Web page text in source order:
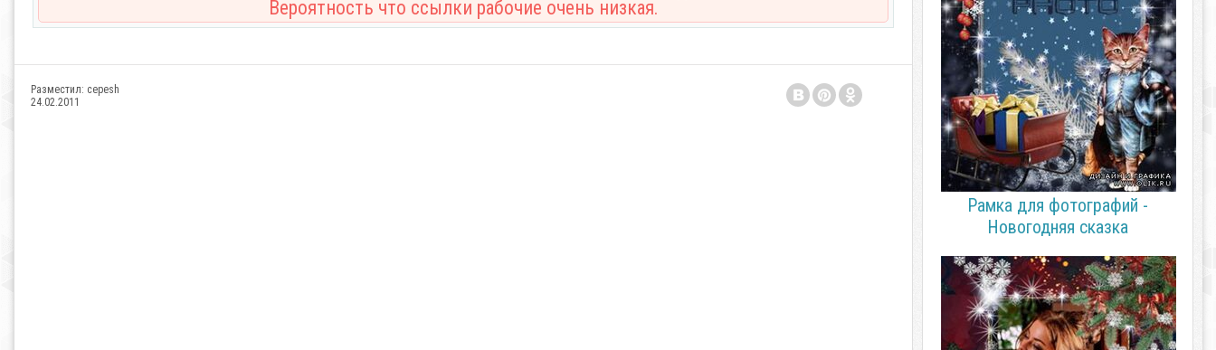
Вероятность что ссылки рабочие очень низкая.
Разместил: cepesh
24.02.2011
Рамка для фотографий -
Новогодняя сказка